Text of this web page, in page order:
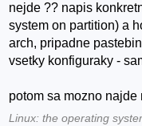
nejde ?? napis
system on partition) a
arch, pripadne
vsetky konfiguraky -
potom sa mozno
Linux: the operating